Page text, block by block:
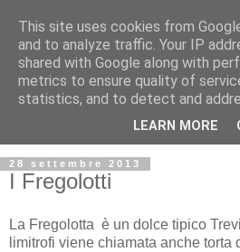
28 settembre 2013
I Fregolotti
La Fregolotta è un dolce tipico
limitrofi viene chiamata anche torta
This site uses cookies from
and to analyze traffic. Your IP
shared with Google along with
metrics to ensure quality of
statistics, and to detect and
LEARN MORE